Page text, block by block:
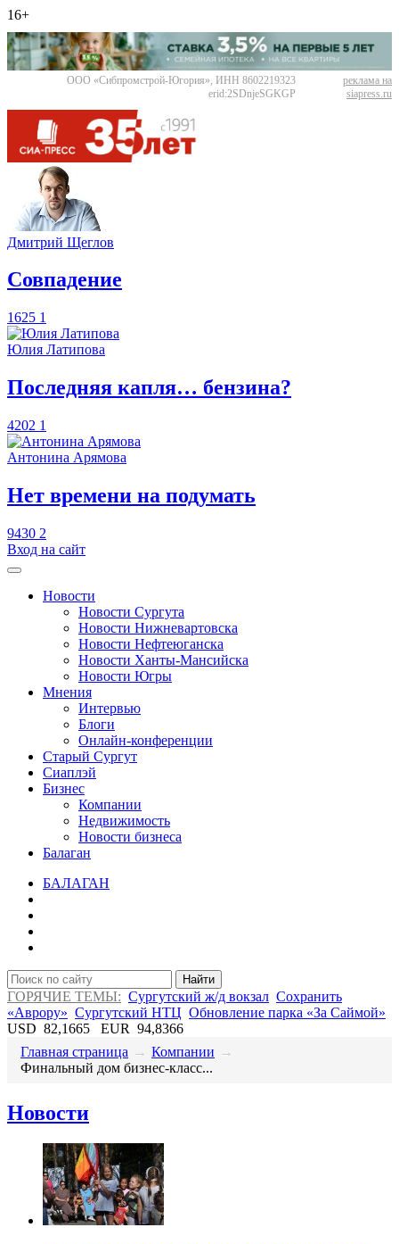
16+
ООО «Сибпромстрой-Югория», ИНН 8602219323
erid:2SDnjeSGKGP
реклама на
siapress.ru
Дмитрий Щеглов
​Совпадение
1625 1
Юлия Латипова
​Последняя капля… бензина?
4202 1
Антонина Арямова
​Нет времени на подумать
9430 2
Вход на сайт
Новости
Новости Сургута
Новости Нижневартовска
Новости Нефтеюганска
Новости Ханты-Мансийска
Новости Югры
Мнения
Интервью
Блоги
Онлайн-конференции
Старый Сургут
Сиаплэй
Бизнес
Компании
Недвижимость
Новости бизнеса
Балаган
БАЛАГАН
Найти
ГОРЯЧИЕ ТЕМЫ: Сургутский ж/д вокзал Сохранить
«Аврору» Сургутский НТЦ Обновление парка «За Саймой»
USD 82,1665 EUR 94,8366
Главная страница → Компании →
Финальный дом бизнес-класс...
Новости